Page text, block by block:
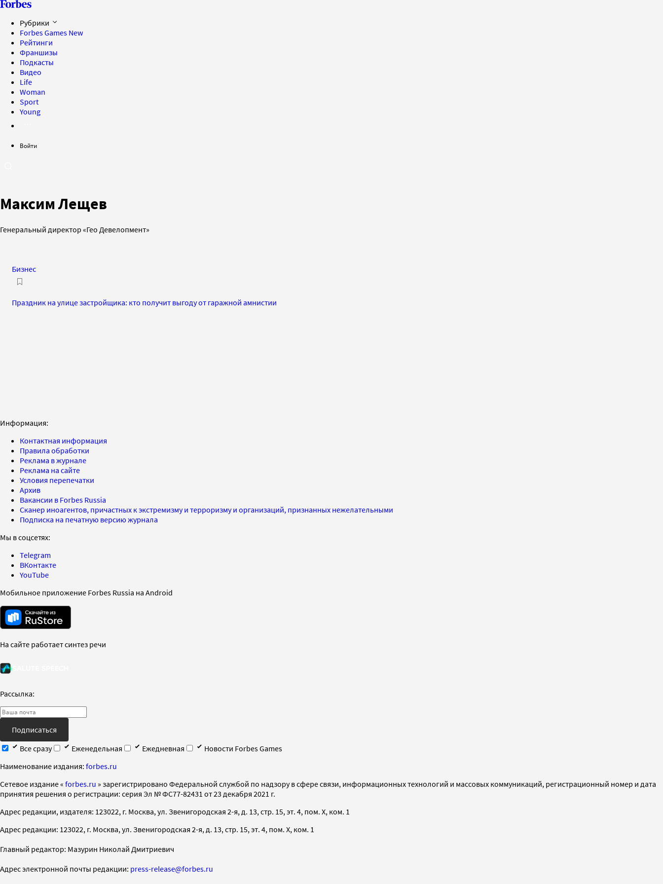
Рубрики
Forbes Games New
Рейтинги
Франшизы
Подкасты
Видео
Life
Woman
Sport
Young
Войти
Максим Лещев
Генеральный директор «Гео Девелопмент»
Бизнес
Праздник на улице застройщика: кто получит выгоду от гаражной амнистии
Информация:
Контактная информация
Правила обработки
Реклама в журнале
Реклама на сайте
Условия перепечатки
Архив
Вакансии в Forbes Russia
Сканер иноагентов, причастных к экстремизму и терроризму и организаций, признанных нежелательными
Подписка на печатную версию журнала
Мы в соцсетях:
Telegram
ВКонтакте
YouTube
Мобильное приложение Forbes Russia на Android
На сайте работает синтез речи
Рассылка:
Подписаться
Все сразу
Еженедельная Ежедневная
Новости Forbes Games
Наименование издания: forbes.ru
Cетевое издание « forbes.ru » зарегистрировано Федеральной службой по надзору в сфере связи, информационных технологий и массовых коммуникаций, регистрационный номер и дата
принятия решения о регистрации: серия Эл № ФС77-82431 от 23 декабря 2021 г.
Адрес редакции, издателя: 123022, г. Москва, ул. Звенигородская 2-я, д. 13, стр. 15, эт. 4, пом. X, ком. 1
Адрес редакции: 123022, г. Москва, ул. Звенигородская 2-я, д. 13, стр. 15, эт. 4, пом. X, ком. 1
Главный редактор: Мазурин Николай Дмитриевич
Адрес электронной почты редакции: press-release@forbes.ru